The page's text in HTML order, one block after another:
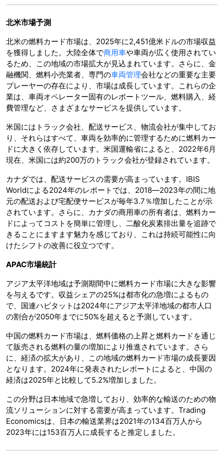
北米市場予測
北米の燃料カード市場は、2025年に2,451億米ドルの市場収益
を獲得しました。大陸全体で商用車や車両が広く使用されてい
るため、この地域の市場拡大が見込まれています。さらに、金
融機関、燃料小売業者、専門の車両管理会社などの重要な主要
プレーヤーの存在により、市場は成長しています。これらの企
業は、車両オペレーター固有のレポートツール、燃料購入、経
費管理など、さまざまなサービスを提供しています。
米国にはトラック会社、配送サービス、物流会社が集中してお
り、それらはすべて、車両を効率的に管理するために燃料カー
ドに大きく依存しています。米国運輸省によると、2022年6月
現在、米国には約200万のトラック会社が登録されています。
カナダでは、配送サービスの需要が高まっています。IBIS
Worldによる2024年のレポートでは、2018―2023年の間に地
元の配送および宅配便サービスが毎年3.7％増加したことが示
されています。さらに、カナダの商用車の所有者は、燃料カー
ドによってコストを簡単に管理し、二酸化炭素排出量を追跡で
きることにますます魅力を感じており、これは持続可能性に向
けたシフトの改善に役立つです。
APAC市場統計
アジア太平洋地域は予測期間中に燃料カード市場に大きな影響
を与えるです。収益シェアの25%は都市化の急増によるもの
で、国連ハビタットは2024年にアジア太平洋地域の都市人口
の割合が2050年までに50%を超えると予測しています。
中国の燃料カード市場は、燃料価格の上昇と燃料カードを通じ
て販売される燃料の量の増加により推進されています。さら
に、経済の拡大があり、この地域の燃料カード市場の成長要因
となります。2024年に発表されたレポートによると、中国の
経済は2025年と比較して5.2%増加しました。
この分野は日本地域で急増しており、効率的な輸送のための物
流ソリューションに対する需要が高まっています。Trading
Economicsは、日本の輸送業界は2021年の134百万人から
2023年には153百万人に成長すると推定しました。